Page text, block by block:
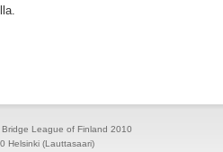
League of Finland 2010
Helsinki (Lauttasaari)